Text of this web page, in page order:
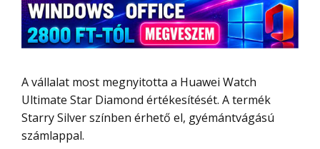
A vállalat most megnyitotta a Huawei Watch
Ultimate Star Diamond értékesítését. A termék
Starry Silver színben érhető el, gyémántvágású
számlappal.